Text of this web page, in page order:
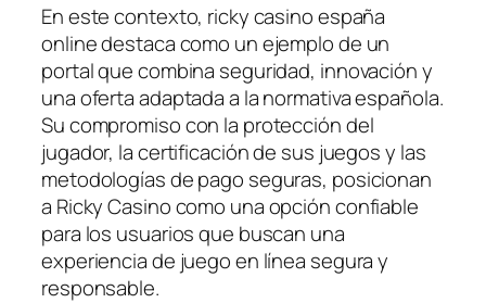
En este contexto, ricky casino españa
online destaca como un ejemplo de un
portal que combina seguridad, innovación y
una oferta adaptada a la normativa española.
Su compromiso con la protección del
jugador, la certificación de sus juegos y las
metodologías de pago seguras, posicionan
a Ricky Casino como una opción confiable
para los usuarios que buscan una
experiencia de juego en línea segura y
responsable.